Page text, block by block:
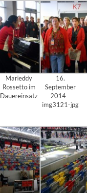
Marieddy
Rossetto im
Dauereinsatz
16.
September
2014 –
img3121-jpg